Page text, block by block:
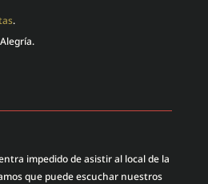
.
impedido de asistir al local de la
que puede escuchar nuestros